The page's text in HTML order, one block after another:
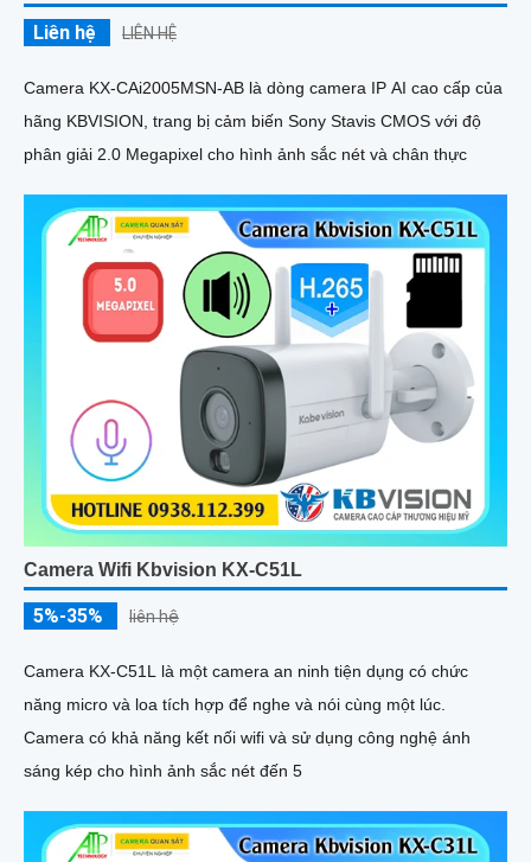
Liên hệ LIÊN HỆ
Camera KX-CAi2005MSN-AB là dòng camera IP AI cao cấp của
hãng KBVISION, trang bị cảm biến Sony Stavis CMOS với độ
phân giải 2.0 Megapixel cho hình ảnh sắc nét và chân thực
Camera Wifi Kbvision KX-C51L
5%-35% liên hệ
Camera KX-C51L là một camera an ninh tiện dụng có chức
năng micro và loa tích hợp để nghe và nói cùng một lúc.
Camera có khả năng kết nối wifi và sử dụng công nghệ ánh
sáng kép cho hình ảnh sắc nét đến 5